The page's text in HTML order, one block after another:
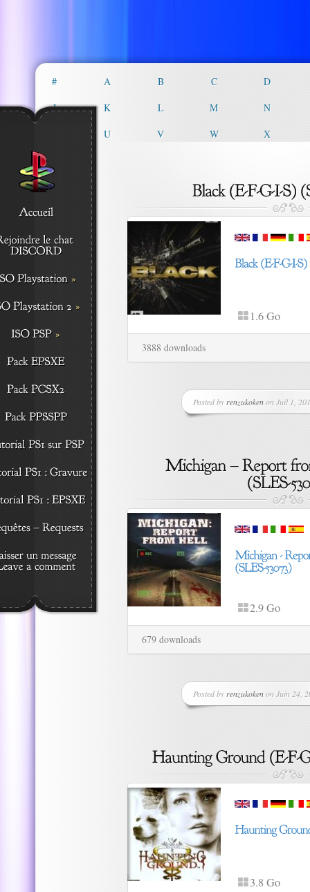
# A B C
D
J
K L M
N
U V W X
1.6 Go
3888 downloads
Posted by renzukokenon Juil 1,
2.9 Go
679 downloads
Posted by renzukokenon Juin 24,
3.8 Go